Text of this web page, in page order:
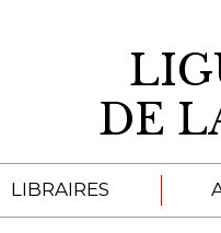
DE
LIBRAIRES